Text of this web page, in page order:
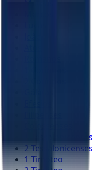
1 Tessalonicenses
2 Tessalonicenses
1 Timóteo